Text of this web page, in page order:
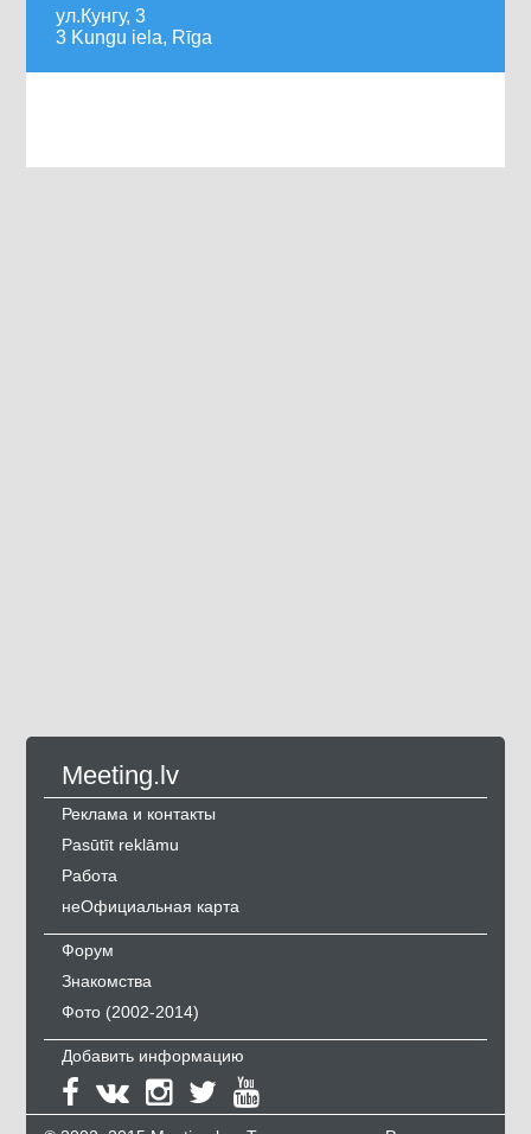
ул.Кунгу, 3
3 Kungu iela, Rīga
Meeting.lv
Реклама и контакты
Pasūtīt reklāmu
Работа
неОфициальная карта
Форум
Знакомства
Фото (2002-2014)
Добавить информацию